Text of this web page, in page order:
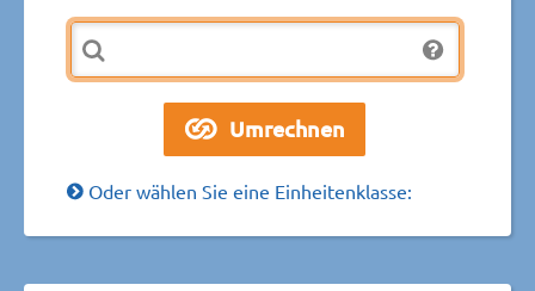
Oder wählen Sie eine Einheitenklasse: